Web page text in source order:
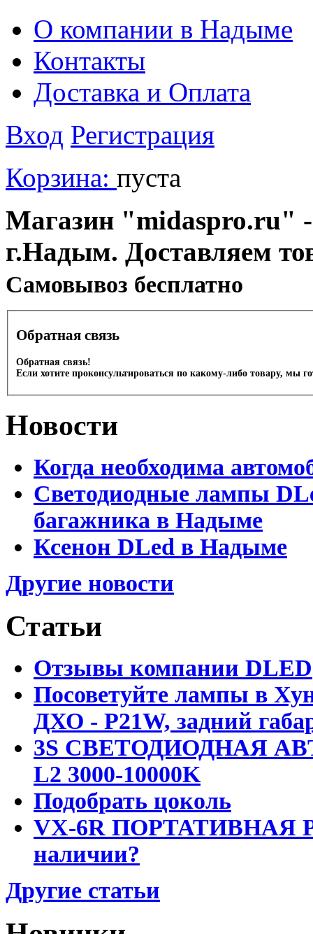
О компании в Надыме
Контакты
Доставка и Оплата
Вход Регистрация
Корзина: пуста
Магазин "midaspro.ru" -
г.Надым. Доставляем
Cамовывоз бесплатно
Обратная связь
Обратная связь!
Если хотите проконсультироваться по какому-либо товару, мы
Новости
Когда необходима
Светодиодные лампы
багажника в Надыме
Ксенон DLed в Надыме
Другие новости
Статьи
Отзывы компании DLED
Посоветуйте лампы в
ДХО - P21W, задний
3S СВЕТОДИОДНАЯ
L2 3000-10000K
Подобрать цоколь
VX-6R ПОРТАТИВНАЯ
наличии?
Другие статьи